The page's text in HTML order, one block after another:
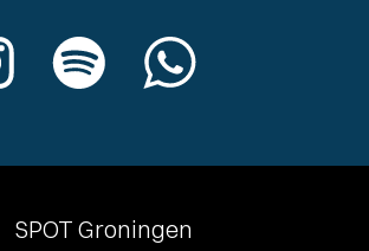
SPOT Groningen